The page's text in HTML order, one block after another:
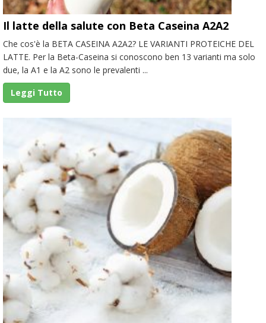
Il latte della salute con Beta Caseina A2A2
Che cos'è la BETA CASEINA A2A2? LE VARIANTI PROTEICHE DEL
LATTE. Per la Beta-Caseina si conoscono ben 13 varianti ma solo
due, la A1 e la A2 sono le prevalenti ...
Leggi Tutto